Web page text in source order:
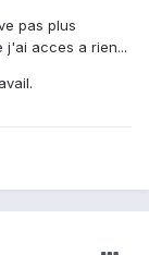
pas plus
j'ai acces a rien...